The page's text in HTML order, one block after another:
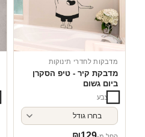
מדבקות לחדרי תינוקות
מדבקת קיר - טיפ הסקרן
ביום גשום
צבע